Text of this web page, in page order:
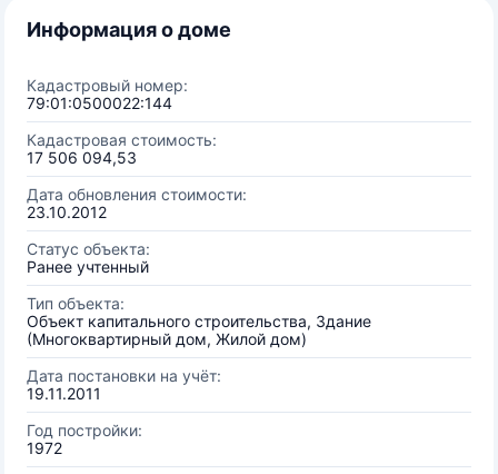
Информация о доме
Кадастровый номер:
79:01:0500022:144
Кадастровая стоимость:
17 506 094,53
Дата обновления стоимости:
23.10.2012
Статус объекта:
Ранее учтенный
Тип объекта:
Объект капитального строительства, Здание
(Многоквартирный дом, Жилой дом)
Дата постановки на учёт:
19.11.2011
Год постройки:
1972